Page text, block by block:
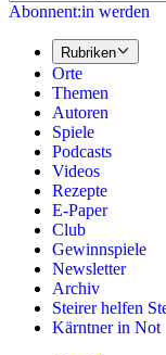
Abonnent:in werden
Rubriken
Orte
Themen
Autoren
Spiele
Podcasts
Videos
Rezepte
E-Paper
Club
Gewinnspiele
Newsletter
Archiv
Steirer helfen
Kärntner in Not